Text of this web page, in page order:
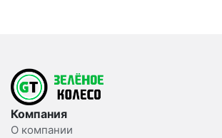
Компания
О компании